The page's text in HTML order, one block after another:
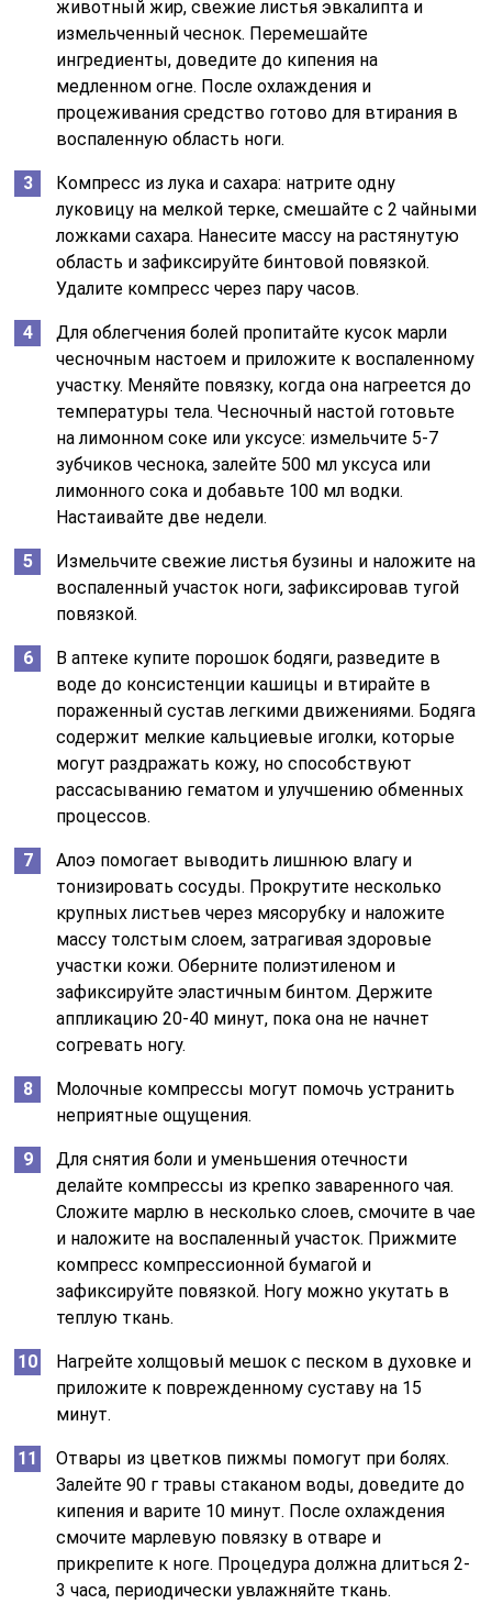
животный жир, свежие листья эвкалипта и
измельченный чеснок. Перемешайте
ингредиенты, доведите до кипения на
медленном огне. После охлаждения и
процеживания средство готово для втирания в
воспаленную область ноги.
Компресс из лука и сахара: натрите одну
луковицу на мелкой терке, смешайте с 2 чайными
ложками сахара. Нанесите массу на растянутую
область и зафиксируйте бинтовой повязкой.
Удалите компресс через пару часов.
Для облегчения болей пропитайте кусок марли
чесночным настоем и приложите к воспаленному
участку. Меняйте повязку, когда она нагреется до
температуры тела. Чесночный настой готовьте
на лимонном соке или уксусе: измельчите 5-7
зубчиков чеснока, залейте 500 мл уксуса или
лимонного сока и добавьте 100 мл водки.
Настаивайте две недели.
Измельчите свежие листья бузины и наложите на
воспаленный участок ноги, зафиксировав тугой
повязкой.
В аптеке купите порошок бодяги, разведите в
воде до консистенции кашицы и втирайте в
пораженный сустав легкими движениями. Бодяга
содержит мелкие кальциевые иголки, которые
могут раздражать кожу, но способствуют
рассасыванию гематом и улучшению обменных
процессов.
Алоэ помогает выводить лишнюю влагу и
тонизировать сосуды. Прокрутите несколько
крупных листьев через мясорубку и наложите
массу толстым слоем, затрагивая здоровые
участки кожи. Оберните полиэтиленом и
зафиксируйте эластичным бинтом. Держите
аппликацию 20-40 минут, пока она не начнет
согревать ногу.
Молочные компрессы могут помочь устранить
неприятные ощущения.
Для снятия боли и уменьшения отечности
делайте компрессы из крепко заваренного чая.
Сложите марлю в несколько слоев, смочите в чае
и наложите на воспаленный участок. Прижмите
компресс компрессионной бумагой и
зафиксируйте повязкой. Ногу можно укутать в
теплую ткань.
Нагрейте холщовый мешок с песком в духовке и
приложите к поврежденному суставу на 15
минут.
Отвары из цветков пижмы помогут при болях.
Залейте 90 г травы стаканом воды, доведите до
кипения и варите 10 минут. После охлаждения
смочите марлевую повязку в отваре и
прикрепите к ноге. Процедура должна длиться 2-
3 часа, периодически увлажняйте ткань.